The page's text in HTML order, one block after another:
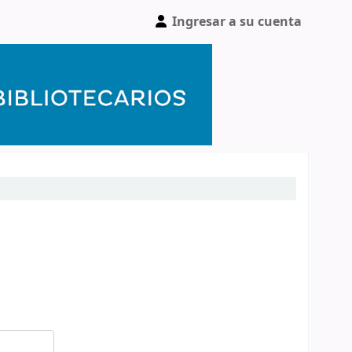
Ingresar a su cuenta